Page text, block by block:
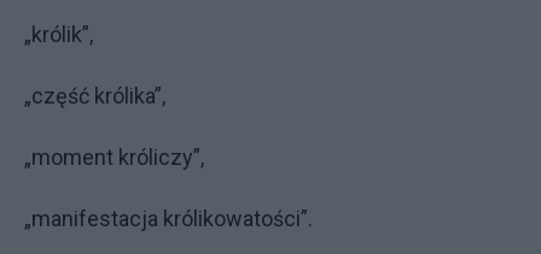
„królik”,
„część królika”,
„moment króliczy”,
„manifestacja królikowatości”.